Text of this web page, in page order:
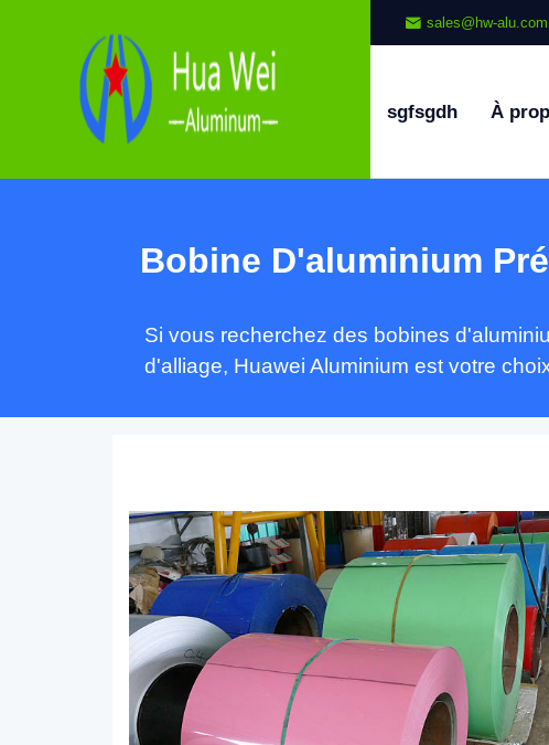
sales@hw-alu.com
sgfsgdh À
Bobine D'aluminium
Si vous recherchez des bobines
d'alliage, Huawei Aluminium est votre